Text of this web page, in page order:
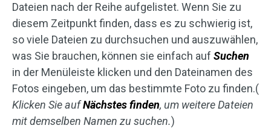
Dateien nach der Reihe aufgelistet. Wenn Sie zu
diesem Zeitpunkt finden, dass es zu schwierig ist,
so viele Dateien zu durchsuchen und auszuwählen,
was Sie brauchen, können sie einfach auf Suchen
in der Menüleiste klicken und den Dateinamen des
Fotos eingeben, um das bestimmte Foto zu finden.(
Klicken Sie aufNächstes finden, um weitere Dateien
mit demselben Namen zu suchen.)